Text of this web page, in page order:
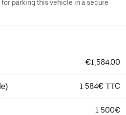
parking this vehicle in a secure
€1,584.00
1 584€ TTC
1 500€